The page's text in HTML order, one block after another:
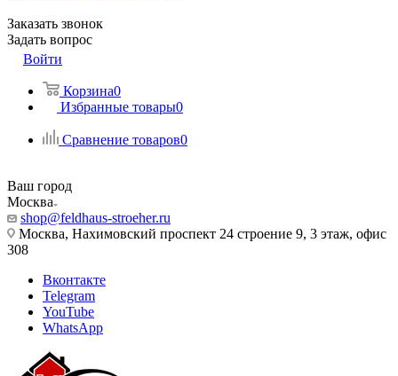
Заказать звонок
Задать вопрос
Войти
Корзина0
Избранные товары0
Сравнение товаров0
Ваш город
Москва
shop@feldhaus-stroeher.ru
Москва, Нахимовский проспект 24 строение 9, 3 этаж, офис
308
Вконтакте
Telegram
YouTube
WhatsApp